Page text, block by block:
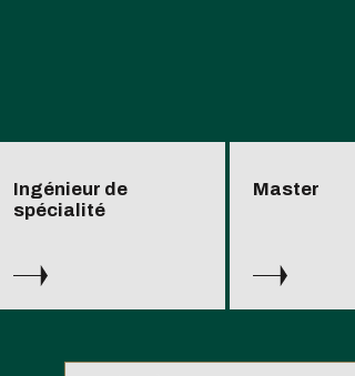
Ingénieur de
spécialité
Master